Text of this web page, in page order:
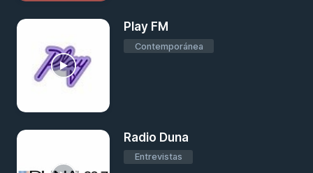
Play FM
Contemporánea
Radio Duna
Entrevistas